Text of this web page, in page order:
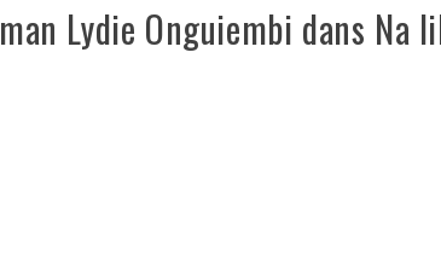
Lydie Onguiembi dans Na